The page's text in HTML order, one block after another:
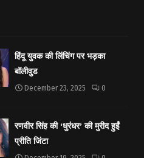
हिंदू युवक की लिंचिंग पर भड़का
बॉलीवुड
December 23, 2025 0
रणवीर सिंह की ‘धुरंधर’ की मुरीद हुईं
प्रीति जिंटा